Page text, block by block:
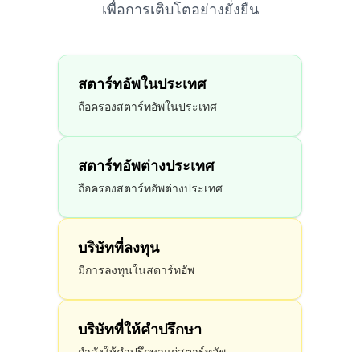
เพื่อการเติบโตอย่างยั่งยืน
สตาร์ทอัพในประเทศ
ถือครองสตาร์ทอัพในประเทศ
สตาร์ทอัพต่างประเทศ
ถือครองสตาร์ทอัพต่างประเทศ
บริษัทที่ลงทุน
มีการลงทุนในสตาร์ทอัพ
บริษัทที่ให้คำปรึกษา